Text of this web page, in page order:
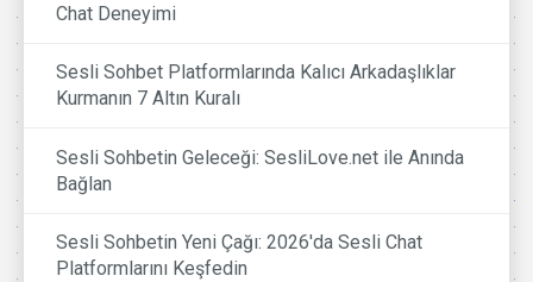
Chat Deneyimi
Sesli Sohbet Platformlarında Kalıcı Arkadaşlıklar
Kurmanın 7 Altın Kuralı
Sesli Sohbetin Geleceği: SesliLove.net ile Anında
Bağlan
Sesli Sohbetin Yeni Çağı: 2026'da Sesli Chat
Platformlarını Keşfedin